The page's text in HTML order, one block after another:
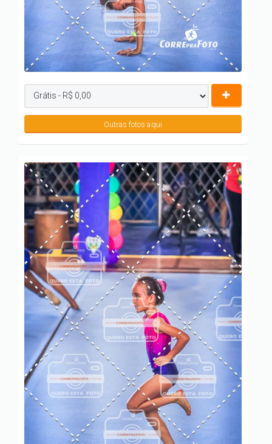
Outras fotos aqui